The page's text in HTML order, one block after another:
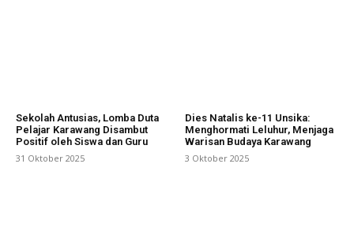
Sekolah Antusias, Lomba Duta
Pelajar Karawang Disambut
Positif oleh Siswa dan Guru
31 Oktober 2025
Dies Natalis ke-11 Unsika:
Menghormati Leluhur, Menjaga
Warisan Budaya Karawang
3 Oktober 2025